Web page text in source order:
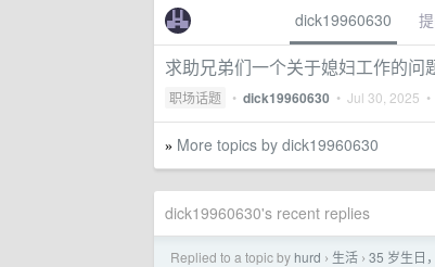
dick19960630
求助兄弟们一个关于媳妇工作的问
职场话题 • dick19960630 • Jul 30, 2025
» More topics by dick19960630
dick19960630's recent replies
Replied to a topic by hurd › 生活 › 35 岁生日